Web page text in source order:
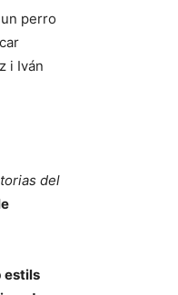
perro
i Iván
del
estils